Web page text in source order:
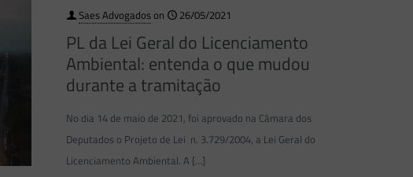
Saes Advogadoson 26/05/2021
PL da Lei Geral do Licenciamento
Ambiental: entenda o que mudou
durante a tramitação
No dia 14 de maio de 2021, foi aprovado na Câmara dos
Deputados o Projeto de Lei n. 3.729/2004, a Lei Geral do
Licenciamento Ambiental. A […]